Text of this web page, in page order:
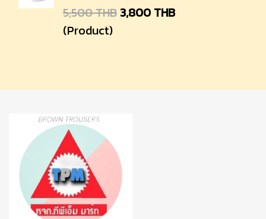
5,500 THB 3,800 THB
(Product)